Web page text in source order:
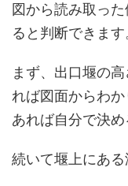
図から読み取っ
ると判断できます
まず、出口堰の
れば図面からわ
あれば自分で決め
続いて堰上にあ